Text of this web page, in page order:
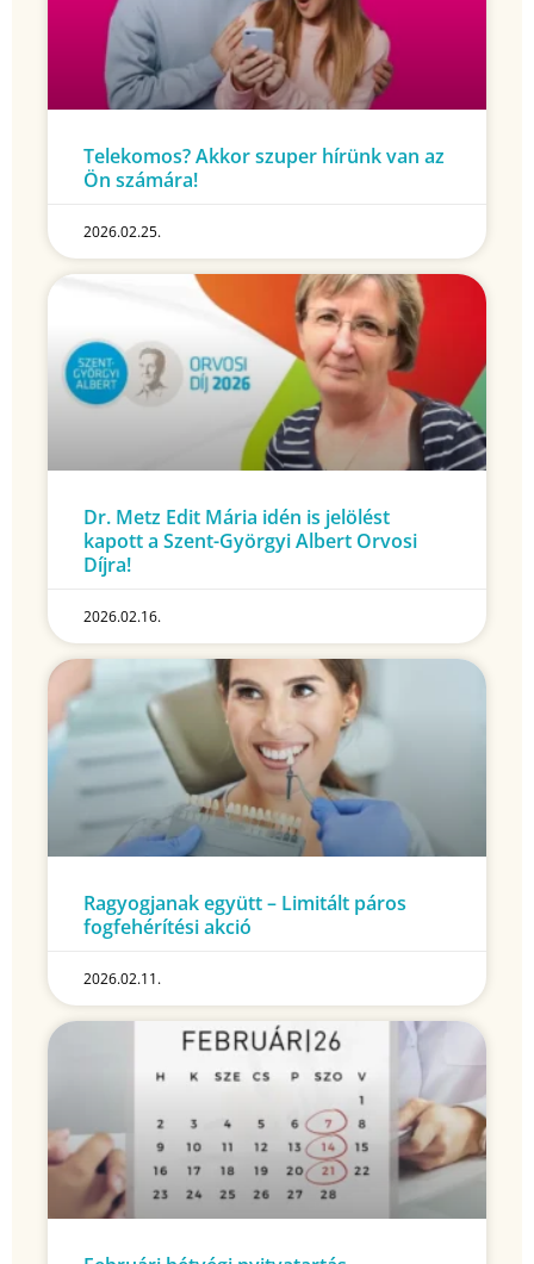
Telekomos? Akkor szuper hírünk van az
Ön számára!
2026.02.25.
Dr. Metz Edit Mária idén is jelölést
kapott a Szent-Györgyi Albert Orvosi
Díjra!
2026.02.16.
Ragyogjanak együtt – Limitált páros
fogfehérítési akció
2026.02.11.